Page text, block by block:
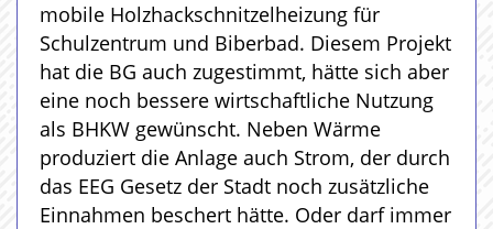
mobile Holzhackschnitzelheizung für
Schulzentrum und Biberbad. Diesem Projekt
hat die BG auch zugestimmt, hätte sich aber
eine noch bessere wirtschaftliche Nutzung
als BHKW gewünscht. Neben Wärme
produziert die Anlage auch Strom, der durch
das EEG Gesetz der Stadt noch zusätzliche
Einnahmen beschert hätte. Oder darf immer